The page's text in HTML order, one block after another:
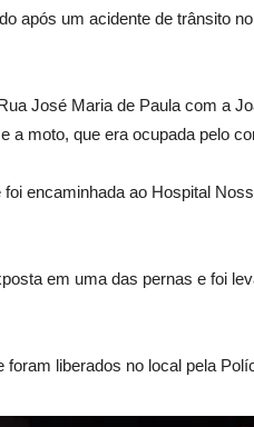
após um acidente de trânsito
José Maria de Paula com a
a moto, que era ocupada pelo
encaminhada ao Hospital
em uma das pernas e foi
liberados no local pela